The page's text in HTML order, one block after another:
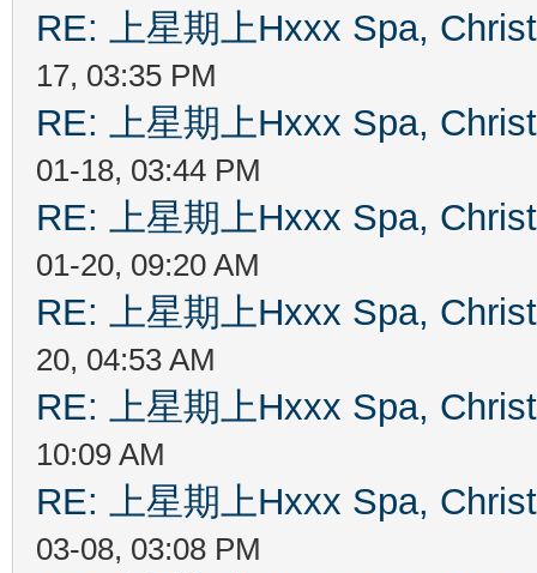
RE: 上星期上Hxxx Spa,
17, 03:35 PM
RE: 上星期上Hxxx Spa,
01-18, 03:44 PM
RE: 上星期上Hxxx Spa,
01-20, 09:20 AM
RE: 上星期上Hxxx Spa,
20, 04:53 AM
RE: 上星期上Hxxx Spa,
10:09 AM
RE: 上星期上Hxxx Spa,
03-08, 03:08 PM